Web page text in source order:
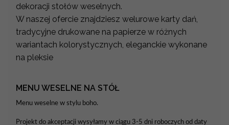
dekoracji stołów weselnych.
W naszej ofercie znajdziesz welurowe karty dań,
tradycyjne drukowane na papierze w różnych
wariantach kolorystycznych, eleganckie wykonane
na pleksie
MENU WESELNE NA STÓŁ
Menu weselne w stylu boho.
Projekt do akceptacji wysyłamy w ciągu 3-5 dni roboczych od daty